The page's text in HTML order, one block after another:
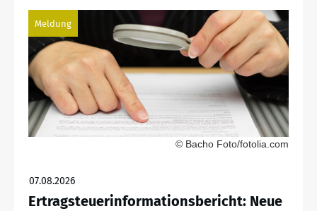
Meldung
© Bacho Foto/fotolia.com
07.08.2026
Ertragsteuerinformationsbericht: Neue